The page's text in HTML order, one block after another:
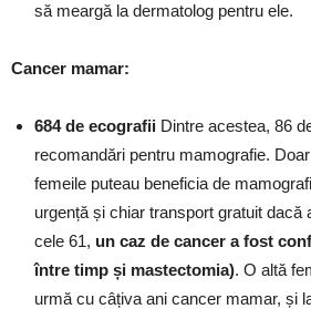
să meargă la dermatolog pentru ele.
Cancer mamar:
684 de ecografii Dintre acestea, 86
recomandări pentru mamografie.
femeile puteau beneficia de
urgență și chiar transport gratuit dacă
cele 61, un caz de cancer a fost
între timp și mastectomia). O altă
urmă cu câțiva ani cancer mamar, și